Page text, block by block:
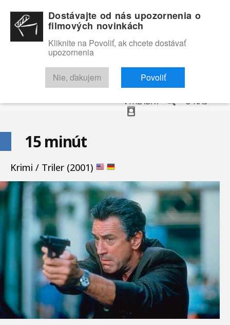
RECENZIE TRAILERY FILMOVÁ DATABÁZA
VYHĽADAŤ O NÁS
15 minút
Krimi / Triler (2001)
Dostávajte od nás upozornenia o
filmových novinkách
Kliknite na Povoliť, ak chcete dostávať
upozornenia
Nie, ďakujem Povoliť